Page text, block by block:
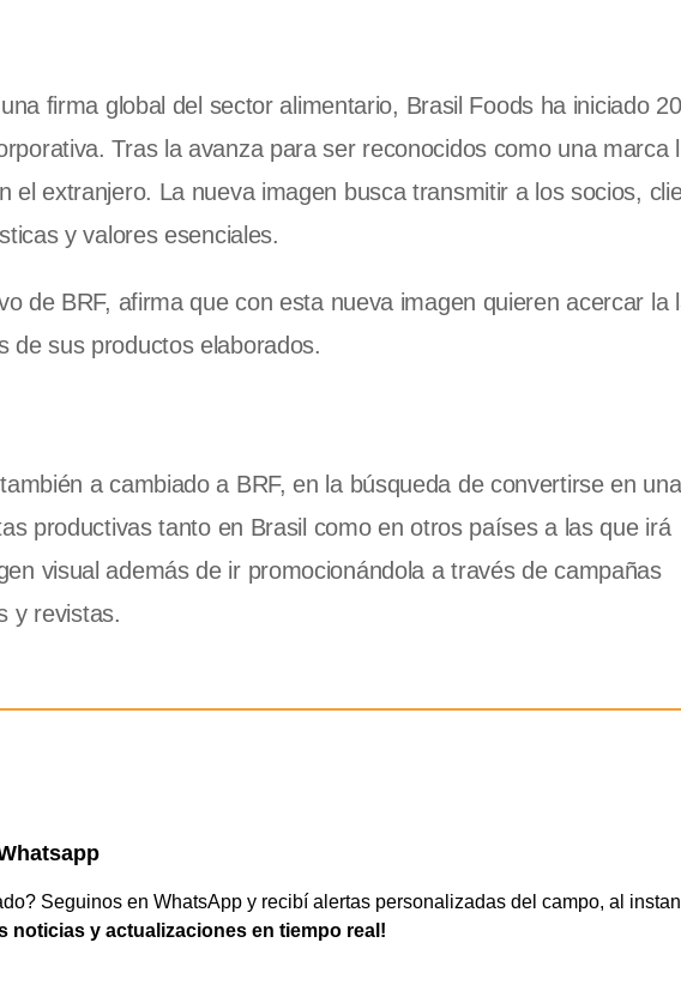
firma global del sector alimentario, Brasil Foods ha iniciado
Tras la avanza para ser reconocidos como una marca
el extranjero. La nueva imagen busca transmitir a los socios,
y valores esenciales.
de BRF, afirma que con esta nueva imagen quieren acercar la
de sus productos elaborados.
a cambiado a BRF, en la búsqueda de convertirse en
productivas tanto en Brasil como en otros países a las que irá
visual además de ir promocionándola a través de campañas
y revistas.
Seguinos en WhatsApp y recibí alertas personalizadas del campo, al
noticias y actualizaciones en tiempo real!